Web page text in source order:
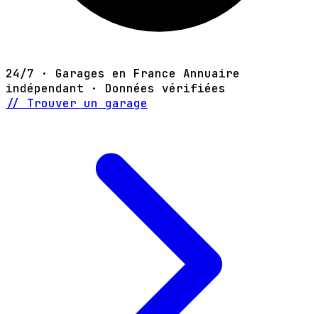
24/7 · Garages en France Annuaire
indépendant · Données vérifiées
// Trouver un garage